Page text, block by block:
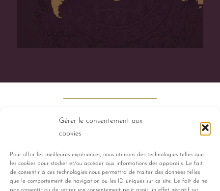
Gérer le consentement aux
cookies
Pour offrir les meilleures expériences, nous utilisons des technologies telles que
les cookies pour stocker et/ou accéder aux informations des appareils. Le fait
de consentir à ces technologies nous permettra de traiter des données telles
que le comportement de navigation ou les ID uniques sur ce site. Le fait de ne
PERFUMES HISTORY TALENTS